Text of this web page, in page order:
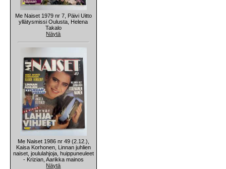
Me Naiset 1979 nr 7, Päivi Uitto
yllätysmissi Oulusta, Helena
Takalo
Näytä
Me Naiset 1986 nr 49 (2.12.),
Kaisa Korhonen, Linnan juhlien
naiset, joululahjoja, huippuneuleet
- Krizian, Aarikka mainos
Näytä